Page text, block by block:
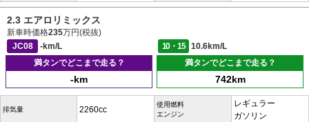
2.3 エアロリミックス
新車時価格235万円(税抜)
JC08
-km/L 10・15
10.6km/L
満タンでどこまで走る？
-km
満タンでどこまで走る？
742km
排気量 2260cc
使用燃料
エンジン
レギュラー
ガソリン